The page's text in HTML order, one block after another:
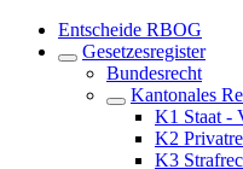
Entscheide RBOG
Gesetzesregister
Bundesrecht
Kantonales
K1 Staat -
K2
K3